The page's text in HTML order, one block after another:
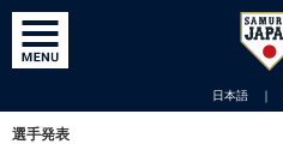
日本語 ｜
選手発表